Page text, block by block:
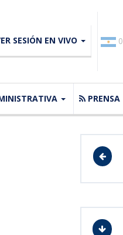
SESIÓN EN VIVO
PRENSA